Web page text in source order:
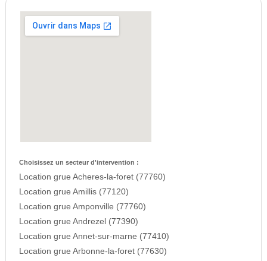
Choisissez un secteur d'intervention :
Location grue Acheres-la-foret (77760)
Location grue Amillis (77120)
Location grue Amponville (77760)
Location grue Andrezel (77390)
Location grue Annet-sur-marne (77410)
Location grue Arbonne-la-foret (77630)